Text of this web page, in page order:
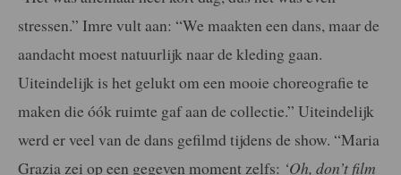
stressen.” Imre vult aan: “We maakten een dans, maar de
aandacht moest natuurlijk naar de kleding gaan.
Uiteindelijk is het gelukt om een mooie choreografie te
maken die óók ruimte gaf aan de collectie.” Uiteindelijk
werd er veel van de dans gefilmd tijdens de show. “Maria
Grazia zei op een gegeven moment zelfs: ‘Oh, don’t film